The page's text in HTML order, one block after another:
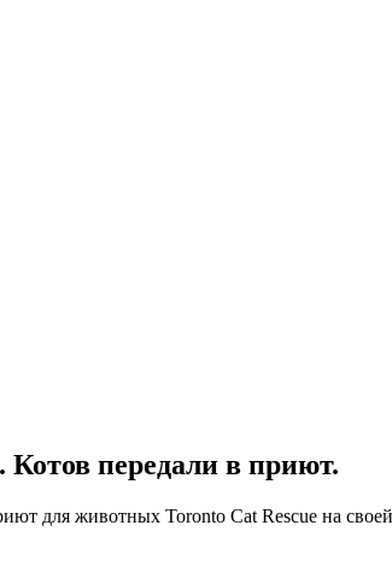
передали в приют.
для животных Toronto Cat Rescue на